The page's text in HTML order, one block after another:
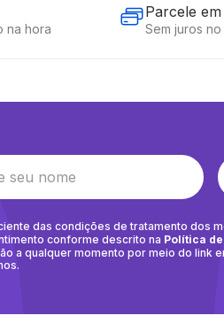
na hora
Parcele
Sem juros
das condições de tratamento dos
conforme descrito na Política
a qualquer momento por meio do link